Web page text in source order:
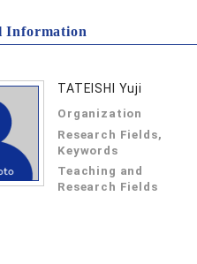
Information
TATEISHI Yuji
Organization
Research Fields,
Keywords
Teaching and
Research Fields